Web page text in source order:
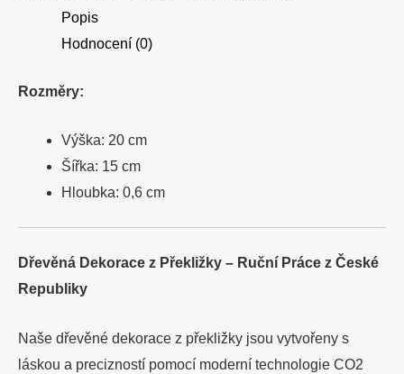
Popis
Hodnocení (0)
Rozměry:
Výška: 20 cm
Šířka: 15 cm
Hloubka: 0,6 cm
Dřevěná Dekorace z Překližky – Ruční Práce z České
Republiky
Naše dřevěné dekorace z překližky jsou vytvořeny s
láskou a precizností pomocí moderní technologie CO2